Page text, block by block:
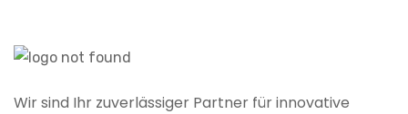
Wir sind Ihr zuverlässiger Partner für innovative